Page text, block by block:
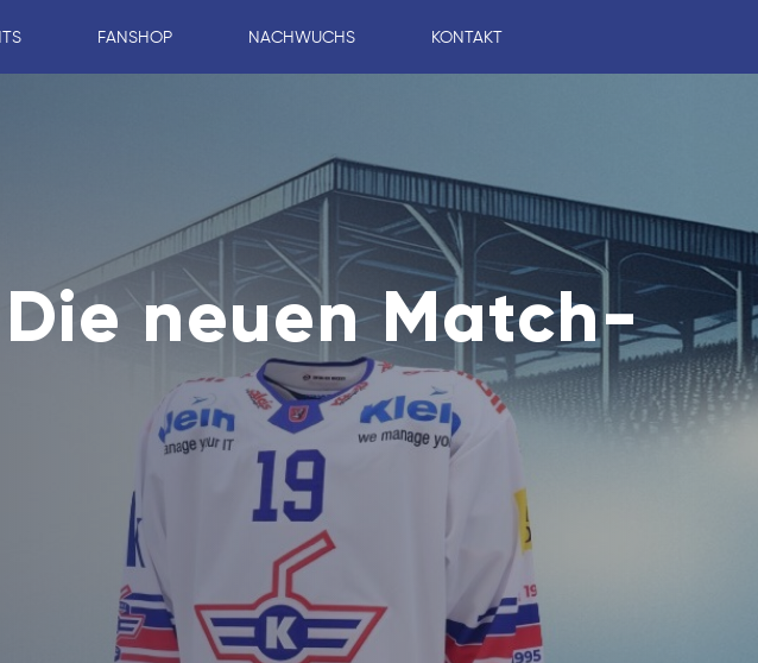
FANSHOP NACHWUCHS KONTAKT
neuen Match-